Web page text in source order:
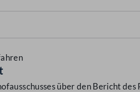
über den Bericht